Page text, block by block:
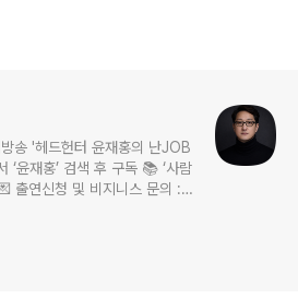
송 '헤드헌터 윤재홍의 난JOB
윤재홍’ 검색 후 구독 📚 ‘사람
출연신청 및 비지니스 문의 :